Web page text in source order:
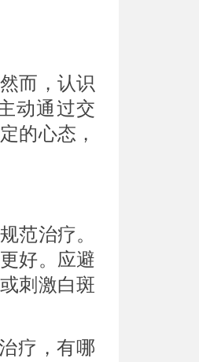
而，认识
动通过交
的心态，
范治疗。
好。应避
刺激白斑
疗，有哪